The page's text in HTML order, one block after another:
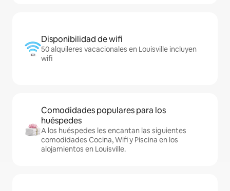
Disponibilidad de wifi
50 alquileres vacacionales en Louisville incluyen
wifi
Comodidades populares para los
huéspedes
A los huéspedes les encantan las siguientes
comodidades Cocina, Wifi y Piscina en los
alojamientos en Louisville.